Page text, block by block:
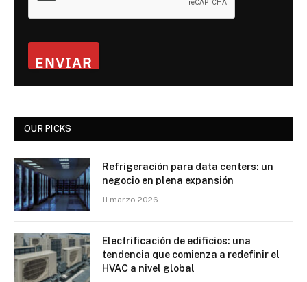
ENVIAR
OUR PICKS
Refrigeración para data centers: un
negocio en plena expansión
11 marzo 2026
Electrificación de edificios: una
tendencia que comienza a redefinir el
HVAC a nivel global